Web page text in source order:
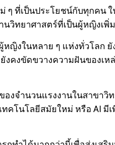
ๆ ที่เป็นประโยชน์กับทุกคน
นวิทยาศาสตร์ที่เป็นผู้หญิงเพิ่
หญิงในหลาย ๆ แห่งทั่วโลก
งคงขัดขวางความฝันของเ
งจำนวนแรงงานในสาขาวิ
คโนโลยีสมัยใหม่ หรือ AI มี